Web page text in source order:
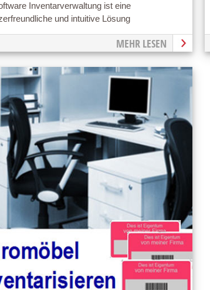
Inventarverwaltung ist eine
und intuitive Lösung
MEHR LESEN